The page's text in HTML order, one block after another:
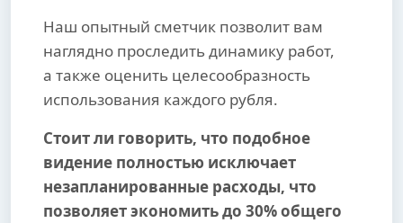
Наш опытный сметчик позволит вам
наглядно проследить динамику работ,
а также оценить целесообразность
использования каждого рубля.
Стоит ли говорить, что подобное
видение полностью исключает
незапланированные расходы, что
позволяет экономить до 30% общего